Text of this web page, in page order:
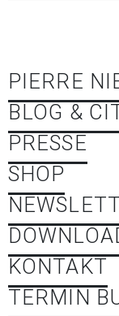
PIERRE
BLOG &
PRESSE
SHOP
KONTAKT
TERMIN